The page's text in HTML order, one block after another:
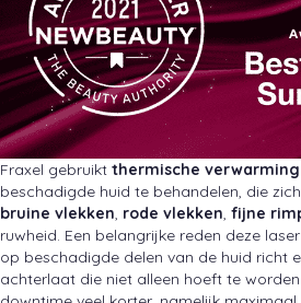
Fraxel gebruikt thermische verwarming
beschadigde huid te behandelen, die
bruine vlekken, rode vlekken, fijne
ruwheid. Een belangrijke reden deze
op beschadigde delen van de huid richt
achterlaat die niet alleen hoeft te